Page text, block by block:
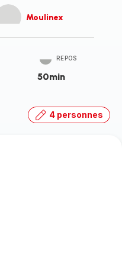
Moulinex
REPOS
50min
4 personnes